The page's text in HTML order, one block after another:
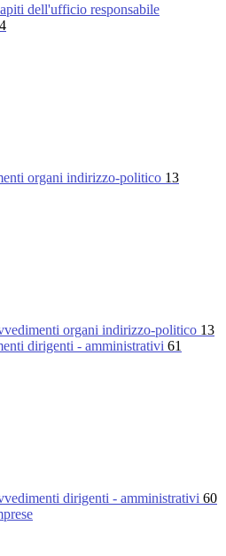
dell'ufficio responsabile
organi indirizzo-politico 13
organi indirizzo-politico 13
dirigenti - amministrativi 61
dirigenti - amministrativi 60